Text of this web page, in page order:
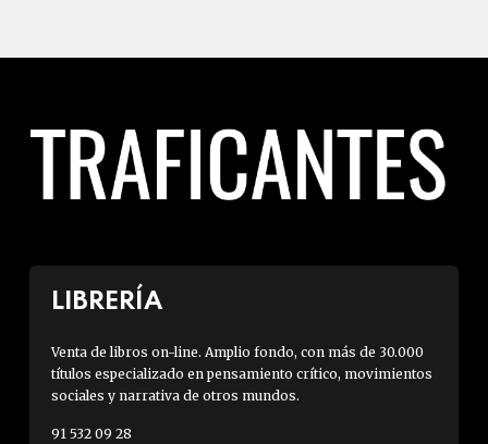
LIBRERÍA
Venta de libros on-line. Amplio fondo, con más de 30.000
títulos especializado en pensamiento crítico, movimientos
sociales y narrativa de otros mundos.
91 532 09 28